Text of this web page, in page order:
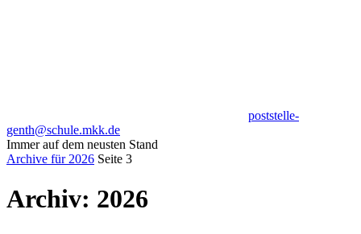
poststelle-
genth@schule.mkk.de
Immer auf dem neusten Stand
Archive für 2026 Seite 3
Archiv: 2026